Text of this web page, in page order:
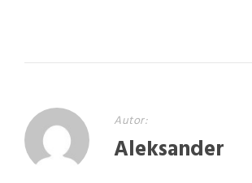
Autor:
Aleksander